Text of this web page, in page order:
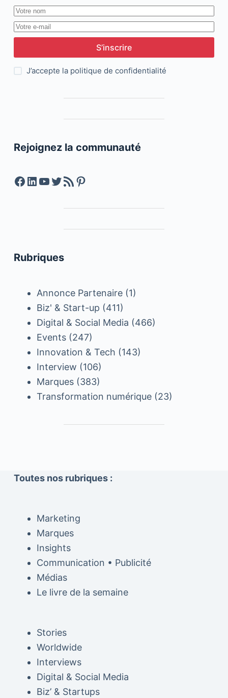
S’inscrire
J’accepte la politique de confidentialité
Rejoignez la communauté
Facebook
LinkedIn
YouTube
Twitter
Feed RSSPinterest
Rubriques
Annonce Partenaire(1)
Biz' & Start-up (411)
Digital & Social Media (466)
Events(247)
Innovation & Tech (143)
Interview (106)
Marques(383)
Transformation numérique(23)
Toutes nos rubriques :
Marketing
Marques
Insights
Communication • Publicité
Médias
Le livre de la semaine
Stories
Worldwide
Interviews
Digital & Social Media
Biz’ & Startups